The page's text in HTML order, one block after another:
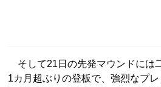
そして21日の先発マウンドには
1カ月超ぶりの登板で、強烈なプ